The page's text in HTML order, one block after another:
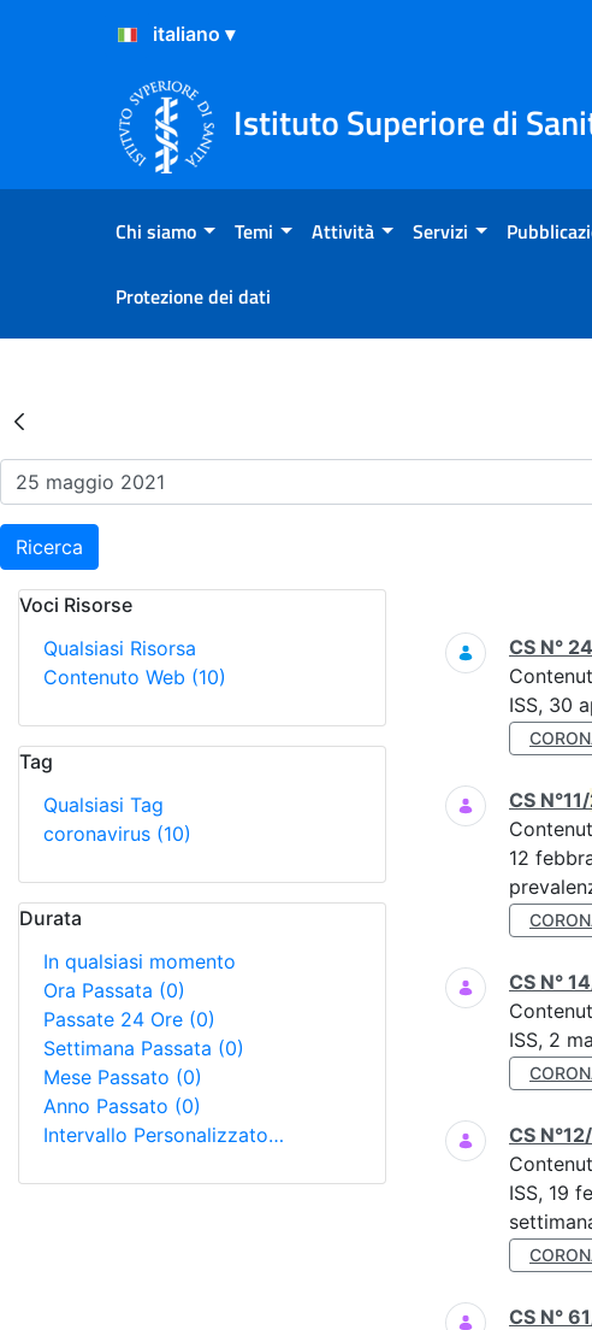
Salta al Contenuto
Salta al Footer
Istituto Superiore di
Chi siamo Temi Attività Servizi
Protezione dei dati
Risultati della Ricerca - Eventi
Ricerca
Voci Risorse
Qualsiasi Risorsa
Contenuto Web (10)
Tag
Qualsiasi Tag
coronavirus (10)
Durata
In qualsiasi momento
Ora Passata (0)
Passate 24 Ore (0)
Settimana Passata (0)
Mese Passato (0)
Anno Passato (0)
Intervallo Personalizzato…
Ricerca
CS N°
ISS, 30
CS N°11/
12
CS N°
ISS, 2
CS N°12/
ISS, 19
CS N°